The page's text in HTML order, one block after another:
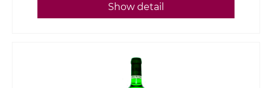
Show detail